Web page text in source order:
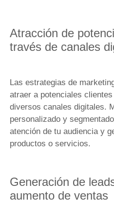
Atracción de
través de canales
Las estrategias de
atraer a potenciales
diversos canales digitales.
personalizado y
atención de tu audiencia y
productos o servicios.
Generación de
aumento de ventas